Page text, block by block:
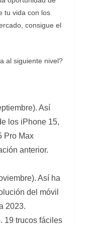
tu vida con los
consigue el
al siguiente nivel?
Así
los iPhone 15,
Pro Max
anterior.
Así ha
del móvil
2023.
19 trucos fáciles